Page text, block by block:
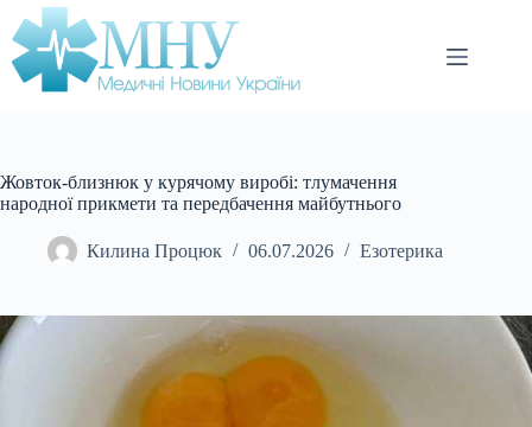
Перейти
до
вмісту
Жовток-близнюк у курячому виробі: тлумачення
народної прикмети та передбачення майбутнього
Килина Процюк 06.07.2026 Езотерика